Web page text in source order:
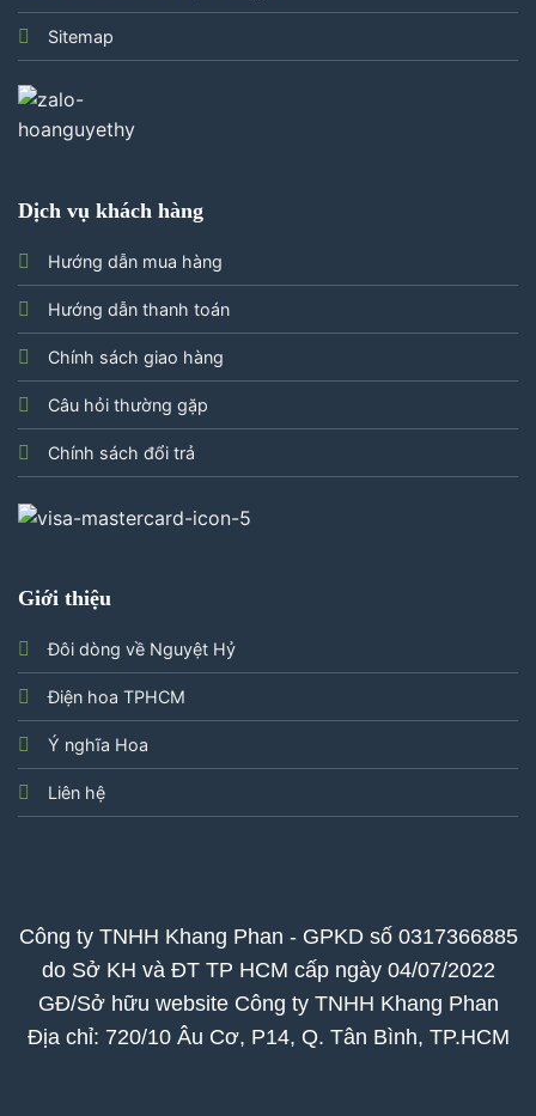
Sitemap
Dịch vụ khách hàng
Hướng dẫn mua hàng
Hướng dẫn thanh toán
Chính sách giao hàng
Câu hỏi thường gặp
Chính sách đổi trả
Giới thiệu
Đôi dòng về Nguyệt Hỷ
Điện hoa TPHCM
Ý nghĩa Hoa
Liên hệ
Công ty TNHH Khang Phan - GPKD số 0317366885
do Sở KH và ĐT TP HCM cấp ngày 04/07/2022
GĐ/Sở hữu website Công ty TNHH Khang Phan
Địa chỉ: 720/10 Âu Cơ, P14, Q. Tân Bình, TP.HCM